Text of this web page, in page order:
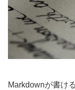
Markdownが書け